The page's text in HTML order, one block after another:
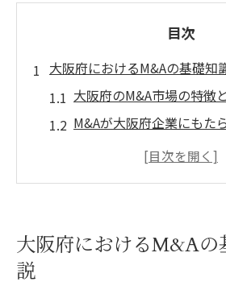
目次
大阪府におけるM&Aの基礎知
大阪府のM&A市場の特徴
M&Aが大阪府企業にもた
大阪府でM&Aが注目され
次章への理解を深める大
M&A辞典で押さえるべき用語
大阪府におけるM&Aの
説